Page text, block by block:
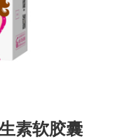
素软胶囊